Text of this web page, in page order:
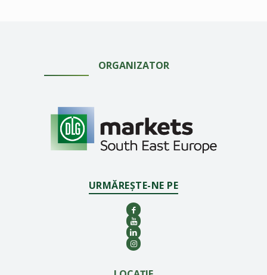
ORGANIZATOR
URMĂREȘTE-NE PE